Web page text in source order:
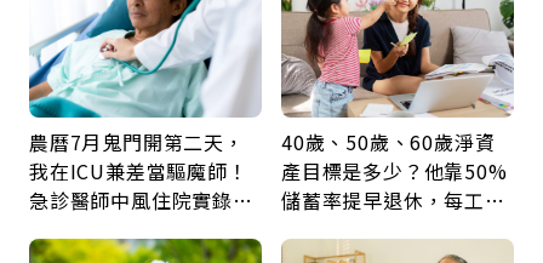
農曆7月鬼門開第二天，
我在ICU兼差當驅魔師！
急診醫師中風住院實錄：
40歲、50歲、60歲淨資
產目標是多少？他靠50%
儲蓄率提早退休，每工作